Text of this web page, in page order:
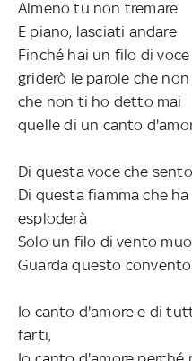
Almeno tu non tremare
E piano, lasciati andare
Finché hai un filo di voce
griderò le parole che non
che non ti ho detto mai
quelle di un canto
Di questa voce che
Di questa fiamma che
esploderà
Solo un filo di vento
Guarda questo
Io canto d'amore e di
farti,